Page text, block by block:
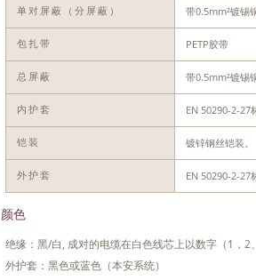
单对屏蔽（分屏蔽） 带0.5mm²镀锡
包扎带 PETP胶带
总屏蔽 带0.5mm²镀锡
内护套 EN 50290-2-27
铠装 镀锌钢丝铠装。
外护套 EN 50290-2-27
颜色
绝缘：黑/白, 成对的电缆在白色线芯上以数字（1，2
外护套：黑色或蓝色（本安系统）